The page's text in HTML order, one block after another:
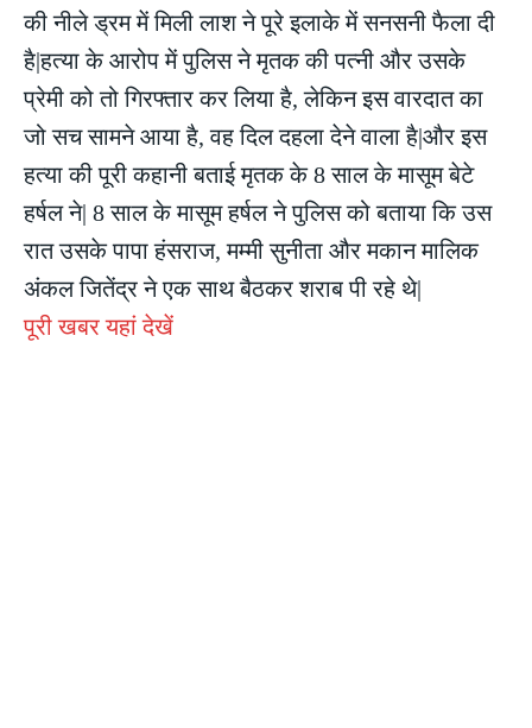
की नीले ड्रम में मिली लाश ने पूरे इलाके में सनसनी फैला दी
है|हत्या के आरोप में पुलिस ने मृतक की पत्नी और उसके
प्रेमी को तो गिरफ्तार कर लिया है, लेकिन इस वारदात का
जो सच सामने आया है, वह दिल दहला देने वाला है|और इस
हत्या की पूरी कहानी बताई मृतक के 8 साल के मासूम बेटे
हर्षल ने| 8 साल के मासूम हर्षल ने पुलिस को बताया कि उस
रात उसके पापा हंसराज, मम्मी सुनीता और मकान मालिक
अंकल जितेंद्र ने एक साथ बैठकर शराब पी रहे थे|
पूरी खबर यहां देखें